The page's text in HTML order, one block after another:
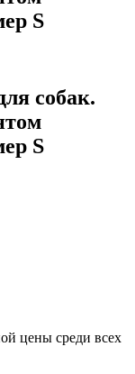
S
собак.
S
цены среди всех